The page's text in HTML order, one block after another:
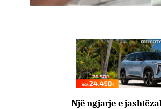
Një ngjarje e